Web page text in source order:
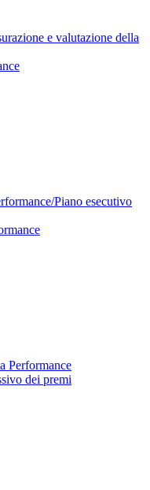
e valutazione della
Piano esecutivo
Performance
dei premi